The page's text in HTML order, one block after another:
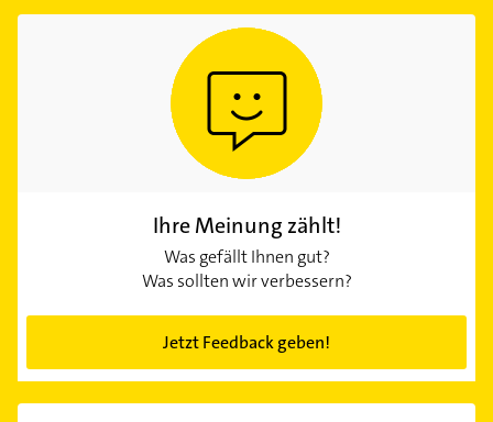
Ihre Meinung zählt!
Was gefällt Ihnen gut?
Was sollten wir verbessern?
Jetzt Feedback geben!